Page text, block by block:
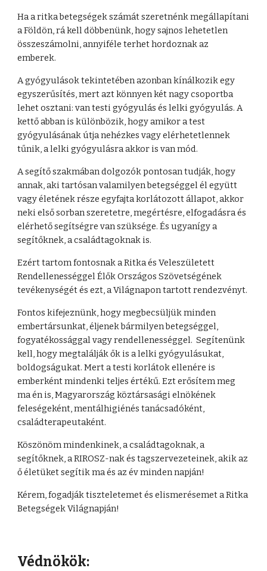
Ha a ritka betegségek számát szeretnénk megállapítani
a Földön, rá kell döbbenünk, hogy sajnos lehetetlen
összeszámolni, annyiféle terhet hordoznak az
emberek.
A gyógyulások tekintetében azonban kínálkozik egy
egyszerűsítés, mert azt könnyen két nagy csoportba
lehet osztani: van testi gyógyulás és lelki gyógyulás. A
kettő abban is különbözik, hogy amikor a test
gyógyulásának útja nehézkes vagy elérhetetlennek
tűnik, a lelki gyógyulásra akkor is van mód.
A segítő szakmában dolgozók pontosan tudják, hogy
annak, aki tartósan valamilyen betegséggel él együtt
vagy életének része egyfajta korlátozott állapot, akkor
neki első sorban szeretetre, megértésre, elfogadásra és
elérhető segítségre van szüksége. És ugyanígy a
segítőknek, a családtagoknak is.
Ezért tartom fontosnak a Ritka és Veleszületett
Rendellenességgel Élők Országos Szövetségének
tevékenységét és ezt, a Világnapon tartott rendezvényt.
Fontos kifejeznünk, hogy megbecsüljük minden
embertársunkat, éljenek bármilyen betegséggel,
fogyatékossággal vagy rendellenességgel. Segítenünk
kell, hogy megtalálják ők is a lelki gyógyulásukat,
boldogságukat. Mert a testi korlátok ellenére is
emberként mindenki teljes értékű. Ezt erősítem meg
ma én is, Magyarország köztársasági elnökének
feleségeként, mentálhigiénés tanácsadóként,
családterapeutaként.
Köszönöm mindenkinek, a családtagoknak, a
segítőknek, a RIROSZ-nak és tagszervezeteinek, akik az
ő életüket segítik ma és az év minden napján!
Kérem, fogadják tiszteletemet és elismerésemet a Ritka
Betegségek Világnapján!
Védnökök: